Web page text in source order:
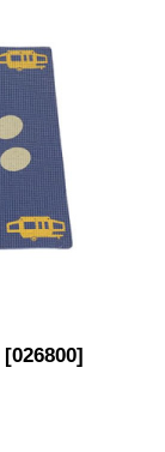
[026800]